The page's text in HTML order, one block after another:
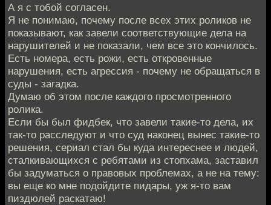
А я с тобой согласен.
Я не понимаю, почему после всех этих роликов не
показывают, как завели соответствующие дела на
нарушителей и не показали, чем все это кончилось.
Есть номера, есть рожи, есть откровенные
нарушения, есть агрессия - почему не обращаться в
суды - загадка.
Думаю об этом после каждого просмотренного
ролика.
Если бы был фидбек, что завели такие-то дела, их
так-то расследуют и что суд наконец вынес такие-то
решения, сериал стал бы куда интереснее и людей,
сталкивающихся с ребятами из стопхама, заставил
бы задуматься о правовых проблемах, а не на тему:
вы еще ко мне подойдите пидары, уж я-то вам
пиздюлей раскатаю!